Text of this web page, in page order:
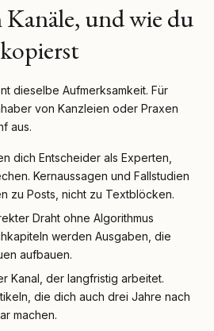
und wie du
dieselbe Aufmerksamkeit. Für
von Kanzleien oder Praxen
aus.
dich Entscheider als Experten,
Kernaussagen und Fallstudien
zu Posts, nicht zu Textblöcken.
Draht ohne Algorithmus
werden Ausgaben, die
aufbauen.
Kanal, der langfristig arbeitet.
die dich auch drei Jahre nach
machen.